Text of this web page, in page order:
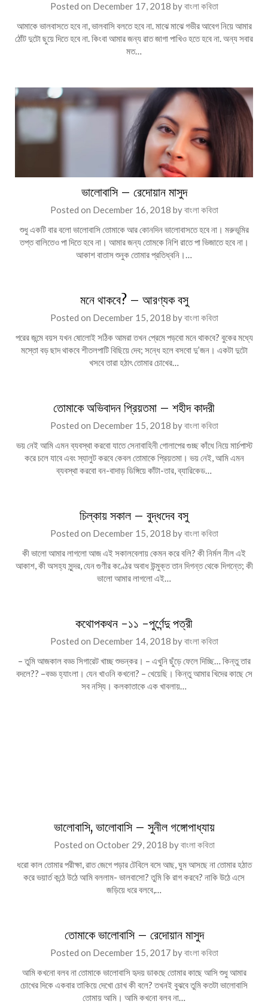
Posted on December 17, 2018 byবাংলা কবিতা
আমাকে ভালবাসতে হবে না, ভালবাসি বলতে হবে না. মাঝে মাঝে গভীর আবেগ নিয়ে আমার
ঠোঁট দুটো ছুয়ে দিতে হবে না. কিংবা আমার জন্য রাত জাগা পাখিও হতে হবে না. অন্য সবার
মত…
ভালোবাসি – রেদোয়ান মাসুদ
Posted on December 16, 2018 byবাংলা কবিতা
শুধু একটি বার বলো ভালোবাসি তোমাকে আর কোনদিন ভালোবাসতে হবে না। মরুভূমির
তপ্ত বালিতেও পা দিতে হবে না। আমার জন্য তোমকে নিশি রাতে পা ভিজাতে হবে না।
আকাশ বাতাস শুনুক তোমার প্রতিধ্বনি।…
মনে থাকবে? – আরণ্যক বসু
Posted on December 15, 2018 byবাংলা কবিতা
পরের জন্মে বয়স যখন ষোলোই সঠিক আমরা তখন প্রেমে পড়বো মনে থাকবে? বুকের মধ্যে
মস্তো বড় ছাদ থাকবে শীতলপাটি বিছিয়ে দেব; সন্ধে হলে বসবো দু’জন। একটা দুটো
খসবে তারা হঠাৎ তোমার চোখের…
তোমাকে অভিবাদন প্রিয়তমা – শহীদ কাদরী
Posted on December 15, 2018 byবাংলা কবিতা
ভয় নেই আমি এমন ব্যবস্থা করবো যাতে সেনাবাহিনী গোলাপের গুচ্ছ কাঁধে নিয়ে মার্চপাস্ট
করে চলে যাবে এবং স্যালুট করবে কেবল তোমাকে প্রিয়তমা। ভয় নেই, আমি এমন
ব্যবস্থা করবো বন-বাদাড় ডিঙ্গিয়ে কাঁটা-তার, ব্যারিকেড…
চিল্কায় সকাল – বুদ্ধদেব বসু
Posted on December 15, 2018 byবাংলা কবিতা
কী ভালো আমার লাগলো আজ এই সকালবেলায় কেমন করে বলি? কী নির্মল নীল এই
আকাশ, কী অসহ্য সুন্দর, যেন গুণীর কণ্ঠের অবাধ উন্মুক্ত তান দিগন্ত থেকে দিগন্তে; কী
ভালো আমার লাগলো এই…
কথোপকথন -১১ -পুর্ণেন্দু পত্রী
Posted on December 14, 2018 byবাংলা কবিতা
– তুমি আজকাল বড্ড সিগারেট খাচ্ছ শুভন্কর। – এখুনি ছুঁড়ে ফেলে দিচ্ছি… কিন্তু তার
বদলে?? –বড্ড হ্যাংলা। যেন খাওনি কখনো? – খেয়েছি। কিন্তু আমার খিদের কাছে সে
সব নস্যি। কলকাতাকে এক খাবলায়…
ভালোবাসি, ভালোবাসি – সুনীল গঙ্গোপাধ্যায়
Posted on October 29, 2018 byবাংলা কবিতা
ধরো কাল তোমার পরীক্ষা, রাত জেগে পড়ার টেবিলে বসে আছ, ঘুম আসছে না তোমার হঠাত
করে ভয়ার্ত কন্ঠে উঠে আমি বললাম- ভালবাসো? তুমি কি রাগ করবে? নাকি উঠে এসে
জড়িয়ে ধরে বলবে,…
তোমাকে ভালোবাসি – রেদোয়ান মাসুদ
Posted on December 15, 2017 byবাংলা কবিতা
আমি কখনো বলব না তোমাকে ভালোবাসি হৃদয় ডাকছে তোমার কাছে আসি শুধু আমার
চোখের দিকে একবার তাকিয়ে দেখো চোখ কী বলে? তখনই বুঝবে তুমি কতটা ভালোবাসি
তোমায় আমি। আমি কখনো বলব না…